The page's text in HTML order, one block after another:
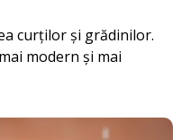
curților și grădinilor.
modern și mai